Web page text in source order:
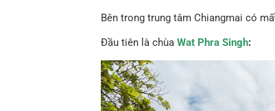
Bên trong trung tâm Chiangmai có
Đầu tiên là chùa Wat Phra Singh: